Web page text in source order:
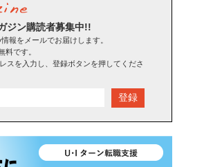
ジン購読者募集中!!
報をメールでお届けします。
料です。
スを入力し、登録ボタンを押してくださ
登録